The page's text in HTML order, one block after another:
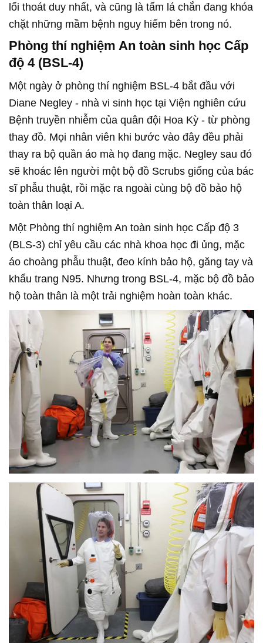
lối thoát duy nhất, và cũng là tấm lá chắn đang khóa
chặt những mầm bệnh nguy hiểm bên trong nó.
Phòng thí nghiệm An toàn sinh học Cấp
độ 4 (BSL-4)
Một ngày ở phòng thí nghiệm BSL-4 bắt đầu với
Diane Negley - nhà vi sinh học tại Viện nghiên cứu
Bệnh truyền nhiễm của quân đội Hoa Kỳ - từ phòng
thay đồ. Mọi nhân viên khi bước vào đây đều phải
thay ra bộ quần áo mà họ đang mặc. Negley sau đó
sẽ khoác lên người một bộ đồ Scrubs giống của bác
sĩ phẫu thuật, rồi mặc ra ngoài cùng bộ đồ bảo hộ
toàn thân loại A.
Một Phòng thí nghiệm An toàn sinh học Cấp độ 3
(BLS-3) chỉ yêu cầu các nhà khoa học đi ủng, mặc
áo choàng phẫu thuật, đeo kính bảo hộ, găng tay và
khẩu trang N95. Nhưng trong BSL-4, mặc bộ đồ bảo
hộ toàn thân là một trải nghiệm hoàn toàn khác.